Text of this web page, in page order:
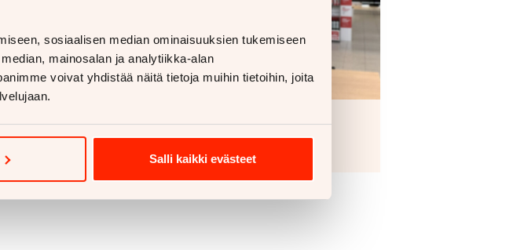
sosiaalisen median ominaisuuksien tukemiseen
mainosalan ja analytiikka-alan
voivat yhdistää näitä tietoja muihin tietoihin, joita
Salli kaikki evästeet
Huoltorahoitus